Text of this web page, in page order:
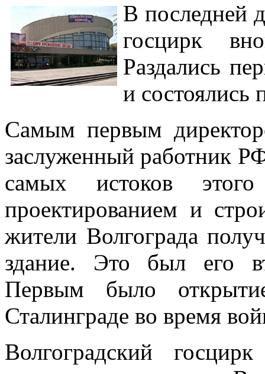
В последней
госцирк
Раздались
и состоялись
Самым первым
заслуженный работник
самых истоков
проектированием и
жители Волгограда
здание. Это был его
Первым было
Сталинграде во время
Волгоградский